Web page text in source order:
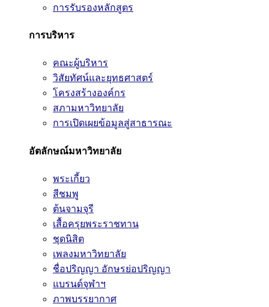
การรับรองหลักสูตร
การบริหาร
คณะผู้บริหาร
วิสัยทัศน์และยุทธศาสตร์
โครงสร้างองค์กร
สภามหาวิทยาลัย
การเปิดเผยข้อมูลสู่สาธารณะ
อัตลักษณ์มหาวิทยาลัย
พระเกี้ยว
สีชมพู
ต้นจามจุรี
เสื้อครุยพระราชทาน
ชุดนิสิต
เพลงมหาวิทยาลัย
ชื่อปริญญา อักษรย่อปริญญา
แบรนด์จุฬาฯ
ภาพบรรยากาศ